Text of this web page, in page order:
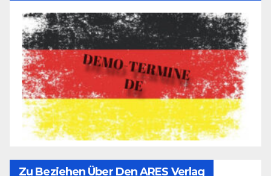
Zu Beziehen Über Den ARES Verlag